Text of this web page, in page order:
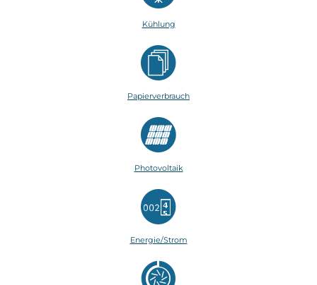
Kühlung
Papierverbrauch
Photovoltaik
Energie/Strom